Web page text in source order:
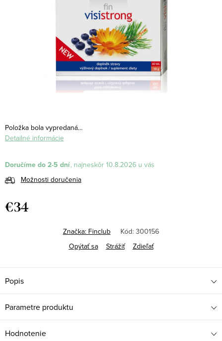
Položka bola vypredaná…
Detailné informácie
Doručíme do 2-5 dní
10.8.2026
Možnosti doručenia
€34
Značka: Finclub Kód: 300156
Opýtať sa
Strážiť Zdieľať
Popis
Parametre produktu
Hodnotenie